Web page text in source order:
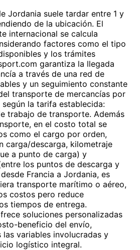
Jordania suele tardar entre 1 y
de la ubicación. El
internacional se calcula
factores como el tipo
y los trámites
garantiza la llegada
a través de una red de
y un seguimiento constante
transporte de mercancías por
la tarifa establecida:
trabajo de transporte. Además
en el costo total se
como el cargo por orden,
carga/descarga, kilometraje
a punto de carga) y
los puntos de descarga y
Francia a Jordania, es
transporte marítimo o aéreo,
costos pero reduce
tiempos de entrega.
soluciones personalizadas
beneficio del envío,
variables involucradas y
logístico integral.